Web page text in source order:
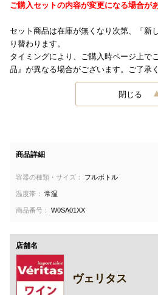
ご購入セットの内容が変更になる場合が
セット商品は在庫が無くなり次第、「新
り替わります。
タイミングにより、ご購入時ページ上で
品』が異なる場合がございます。ご了承
閉じる
商品詳細
容器の種類・サイズ： フルボトル
温度帯： 常温
商品番号： W0SA01XX
店舗名
ヴェリタス